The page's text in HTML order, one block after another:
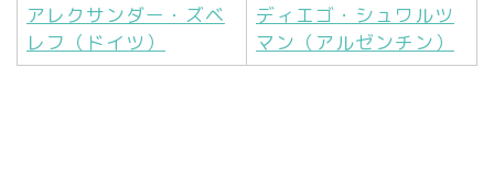
アレクサンダー・ズベ
レフ（ドイツ）
ディエゴ・シュワルツ
マン（アルゼンチン）